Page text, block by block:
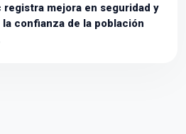
registra mejora en seguridad y
confianza de la población